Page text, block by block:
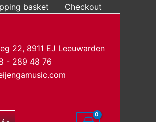
basket Checkout
22, 8911 EJ Leeuwarden
- 289 48 76